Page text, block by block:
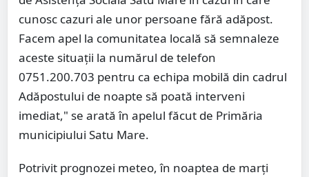
cunosc cazuri ale unor persoane fără adăpost.
Facem apel la comunitatea locală să semnaleze
aceste situații la numărul de telefon
0751.200.703 pentru ca echipa mobilă din cadrul
Adăpostului de noapte să poată interveni
imediat," se arată în apelul făcut de Primăria
municipiului Satu Mare.
Potrivit prognozei meteo, în noaptea de marți